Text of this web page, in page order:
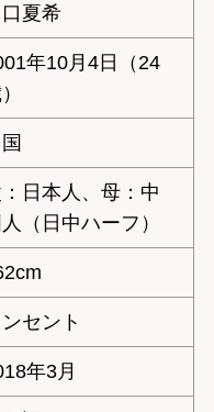
夏希
年10月4日（24
日本人、母：中
（日中ハーフ）
セント
年3月